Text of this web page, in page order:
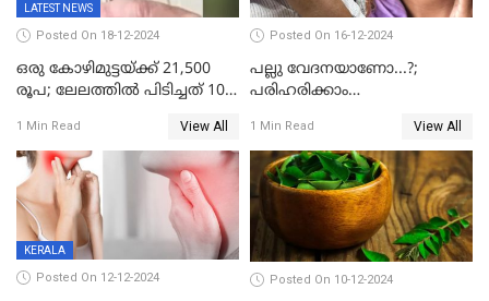
LATEST NEWS
Posted On 18-12-2024
ഒരു കോഴിമുട്ടയ്ക്ക് 21,500
രൂപ; ലേലത്തിൽ പിടിച്ചത് 100
ലക്ഷണമൊത്ത ഒന്നിനെ
1 Min Read View All
Posted On 16-12-2024
പല്ലു വേദനയാണോ...?;
പരിഹരിക്കാം
1 Min Read View All
KERALA
Posted On 12-12-2024 Posted On 10-12-2024